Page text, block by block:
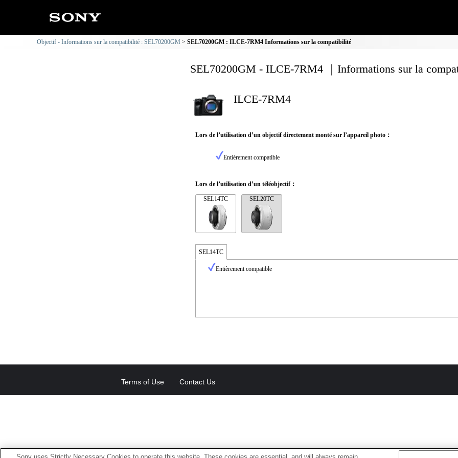
Objectif - Informations sur la compatibilité : SEL70200GM SEL70200GM : ILCE-7RM4 Informations sur la compatibilité
SEL70200GM - ILCE-7RM4 ｜Informations sur la
ILCE-7RM4
Lors de l’utilisation d’un objectif directement monté sur l’appareil photo：
Entièrement compatible
Lors de l’utilisation d’un téléobjectif：
SEL14TC SEL20TC
SEL14TC
Entièrement compatible
Terms of Use Contact Us